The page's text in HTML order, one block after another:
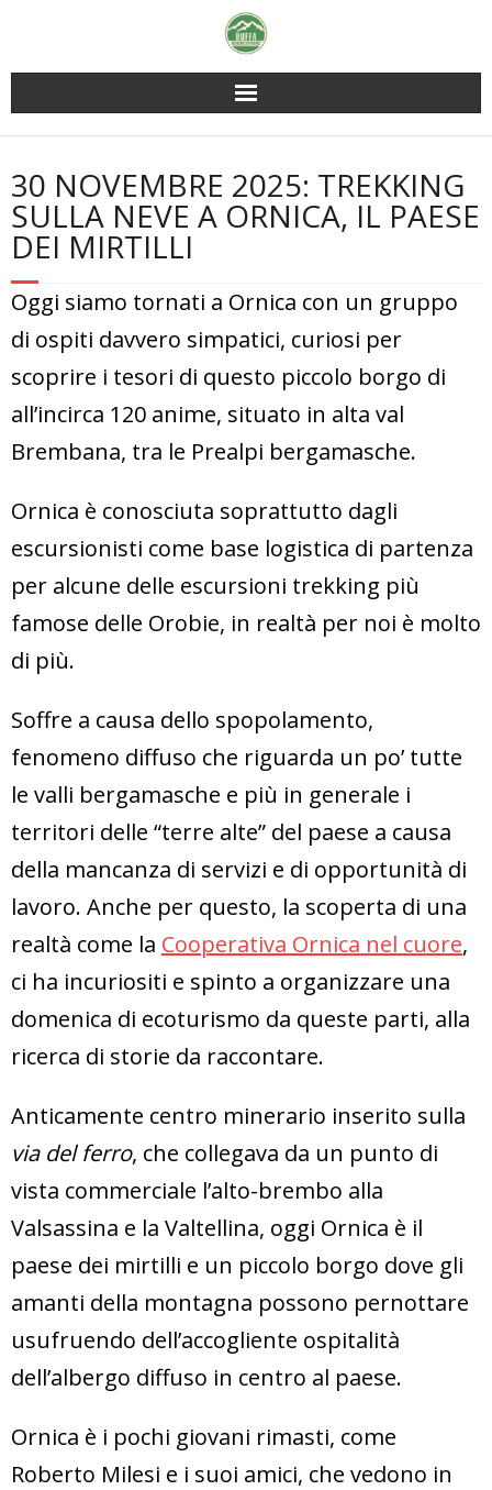
30 NOVEMBRE 2025: TREKKING
SULLA NEVE A ORNICA, IL PAESE
DEI MIRTILLI
Oggi siamo tornati a Ornica con un gruppo
di ospiti davvero simpatici, curiosi per
scoprire i tesori di questo piccolo borgo di
all’incirca 120 anime, situato in alta val
Brembana, tra le Prealpi bergamasche.
Ornica è conosciuta soprattutto dagli
escursionisti come base logistica di partenza
per alcune delle escursioni trekking più
famose delle Orobie, in realtà per noi è molto
di più.
Soffre a causa dello spopolamento,
fenomeno diffuso che riguarda un po’ tutte
le valli bergamasche e più in generale i
territori delle “terre alte” del paese a causa
della mancanza di servizi e di opportunità di
lavoro. Anche per questo, la scoperta di una
realtà come la Cooperativa Ornica nel cuore,
ci ha incuriositi e spinto a organizzare una
domenica di ecoturismo da queste parti, alla
ricerca di storie da raccontare.
Anticamente centro minerario inserito sulla
via del ferro, che collegava da un punto di
vista commerciale l’alto-brembo alla
Valsassina e la Valtellina, oggi Ornica è il
paese dei mirtilli e un piccolo borgo dove gli
amanti della montagna possono pernottare
usufruendo dell’accogliente ospitalità
dell’albergo diffuso in centro al paese.
Ornica è i pochi giovani rimasti, come
Roberto Milesi e i suoi amici, che vedono in